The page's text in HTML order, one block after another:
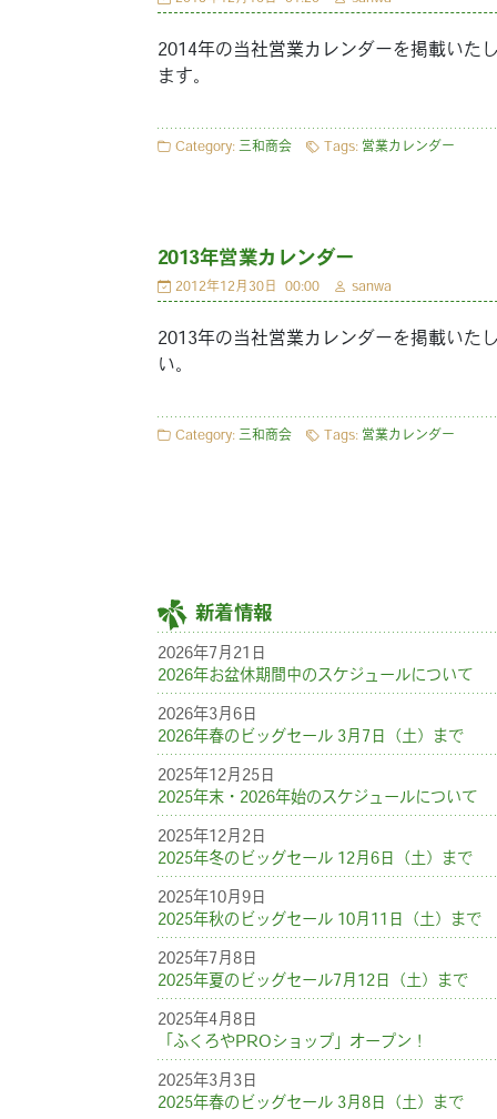
2014年の当社営業カレンダーを掲載いた
ます。
Category: 三和商会 Tags: 営業カレンダー
2013年営業カレンダー
2012年12月30日 00:00 sanwa
2013年の当社営業カレンダーを掲載いた
い。
Category: 三和商会 Tags: 営業カレンダー
新着情報
2026年7月21日
2026年お盆休期間中のスケジュールについて
2026年3月6日
2026年春のビッグセール 3月7日（土）まで
2025年12月25日
2025年末・2026年始のスケジュールについて
2025年12月2日
2025年冬のビッグセール 12月6日（土）まで
2025年10月9日
2025年秋のビッグセール 10月11日（土）まで
2025年7月8日
2025年夏のビッグセール7月12日（土）まで
2025年4月8日
「ふくろやPROショップ」オープン！
2025年3月3日
2025年春のビッグセール 3月8日（土）まで